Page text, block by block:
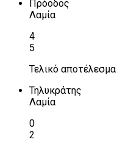
Πρόοδος
Λαμία
4
5
Τελικό αποτέλεσμα
Τηλυκράτης
Λαμία
0
2